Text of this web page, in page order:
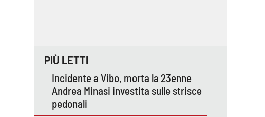
PIÙ LETTI
Incidente a Vibo, morta la 23enne
Andrea Minasi investita sulle strisce
pedonali